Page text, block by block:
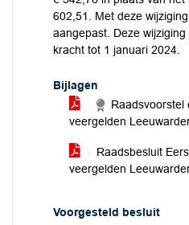
602,51. Met deze
aangepast. Deze
kracht tot 1 januari 2024.
Bijlagen
Raadsvoorstel
veergelden
Raadsbesluit
veergelden
Voorgesteld besluit